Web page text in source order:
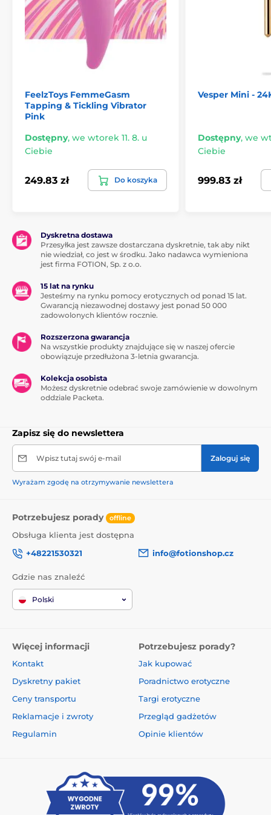
możesz również użyć czyścika erotycznego.
Produkt znajduje się w kategoriach
Párové
FeelzToys FemmeGasm
Tapping & Tickling Vibrator
Pink
Dostępny, we wtorek 11. 8. u
Ciebie
249.83 zł Do koszyka
Vesper Mini -
Dostępny, we
Ciebie
999.83 zł
Dyskretna dostawa
Przesyłka jest zawsze dostarczana dyskretnie, tak aby nikt
nie wiedział, co jest w środku. Jako nadawca wymieniona
jest firma FOTION, Sp. z o.o.
15 lat na rynku
Jesteśmy na rynku pomocy erotycznych od ponad 15 lat.
Gwarancją niezawodnej dostawy jest ponad 50 000
zadowolonych klientów rocznie.
Rozszerzona gwarancja
Na wszystkie produkty znajdujące się w naszej ofercie
obowiązuje przedłużona 3-letnia gwarancja.
Kolekcja osobista
Możesz dyskretnie odebrać swoje zamówienie w dowolnym
oddziale Packeta.
Zapisz się do newslettera
Wpisz tutaj swój e-mail Zaloguj się
Wyrażam zgodę na otrzymywanie newslettera
Potrzebujesz porady offline
Obsługa klienta jest dostępna
+48221530321
info@fotionshop.cz
Gdzie nas znaleźć
Polski
Więcej informacji
Kontakt
Dyskretny pakiet
Ceny transportu
Reklamacje i zwroty
Regulamin
Potrzebujesz porady?
Jak kupować
Poradnictwo erotyczne
Targi erotyczne
Przegląd gadżetów
Opinie klientów